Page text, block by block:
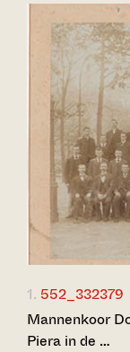
1. 552_332379
Mannenkoor
Piera in de …